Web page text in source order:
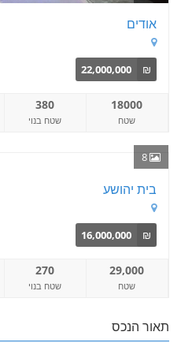
אודים
₪
22,000,000
18000
שטח
380
שטח בנוי
8
בית יהושע
₪
16,000,000
29,000
שטח
270
שטח בנוי
תאור הנכס